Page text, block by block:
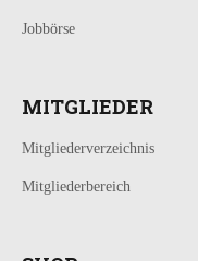
Jobbörse
MITGLIEDER
Mitgliederverzeichnis
Mitgliederbereich